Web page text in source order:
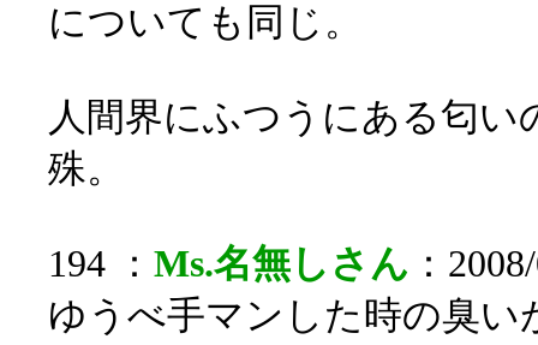
についても同じ。
人間界にふつうにある匂
殊。
194 ： Ms.名無しさん ：
ゆうべ手マンした時の臭